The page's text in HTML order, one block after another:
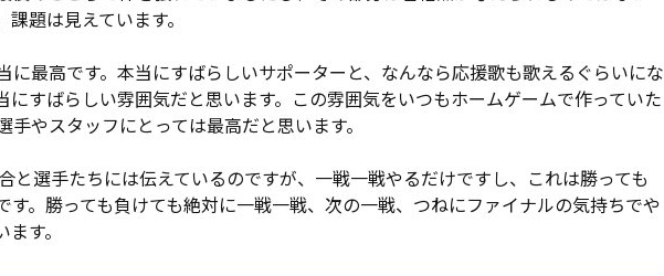
性化。43分、左CKでゴール前の混戦から市原がヘディングシュートを放ったが、
前で相手がクリア。45+1分にも下口のクロスに谷内田が抜け出してゴールへ流す
手GKがわずかに触ったボールは、ゴールポストに当たって跳ね返ってしまった。
しい気候で迎えた。攻撃は前半より加速した。57分、小島が中盤でボールを奪
、再び泉とつなぎながら前進するショートカウンターを仕掛けると、泉からパス
に逆サイドから谷内田が飛び込んだが、シュートをコントロールできなかった。
題は見えています。
に最高です。本当にすばらしいサポーターと、なんなら応援歌も歌えるぐらいにな
にすばらしい雰囲気だと思います。この雰囲気をいつもホームゲームで作っていた
手やスタッフにとっては最高だと思います。
と選手たちには伝えているのですが、一戦一戦やるだけですし、これは勝っても
す。勝っても負けても絶対に一戦一戦、次の一戦、つねにファイナルの気持ちでや
す。